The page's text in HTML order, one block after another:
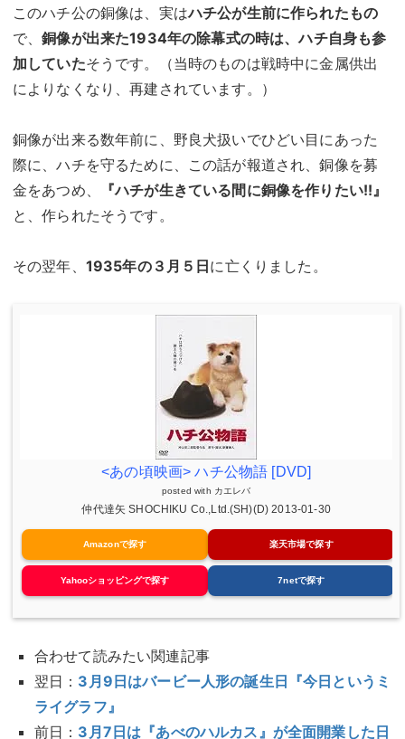
このハチ公の銅像は、実はハチ公が生前に作られたもの
で、銅像が出来た1934年の除幕式の時は、ハチ自身も参
加していたそうです。（当時のものは戦時中に金属供出
によりなくなり、再建されています。）
銅像が出来る数年前に、野良犬扱いでひどい目にあった
際に、ハチを守るために、この話が報道され、銅像を募
金をあつめ、
『ハチが生きている間に銅像を作りたい!!』
と、作られたそうです。
その翌年、 1935年の３月５日に亡くりました。
<あの頃映画> ハチ公物語 [DVD]
posted with カエレバ
仲代達矢 SHOCHIKU Co.,Ltd.(SH)(D) 2013-01-30
Amazonで探す 楽天市場で探す
Yahooショッピングで探す 7netで探す
合わせて読みたい関連記事
翌日： 3月9日はバービー人形の誕生日『今日というミ
ライグラフ』
前日： 3月7日は『あべのハルカス』が全面開業した日